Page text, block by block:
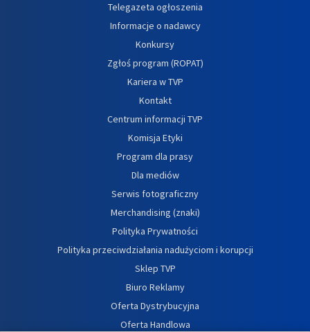
Telegazeta ogłoszenia
Informacje o nadawcy
Konkursy
Zgłoś program (ROPAT)
Kariera w TVP
Kontakt
Centrum informacji TVP
Komisja Etyki
Program dla prasy
Dla mediów
Serwis fotograficzny
Merchandising (znaki)
Polityka Prywatności
Polityka przeciwdziałania nadużyciom i korupcji
Sklep TVP
Biuro Reklamy
Oferta Dystrybucyjna
Oferta Handlowa